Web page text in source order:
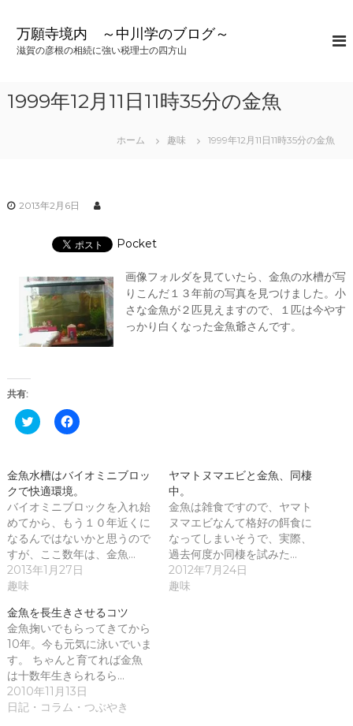
万願寺境内 ～中川学のブログ～
滋賀の彦根の相続に強い税理士の四方山
1999年12月11日11時35分の金魚
ホーム 趣味 1999年12月11日11時35分の金魚
2013年2月6日
Pocket
画像フォルダを見ていたら、金魚の水槽が写
りこんだ１３年前の写真を見つけました。小
さな金魚が２匹見えますので、１匹は今やす
っかり白くなった金魚爺さんです。
共有:
ク
リ
て
T
w
i
t
t
e
r
で
共
有
い
ウ
ィ
ン
ド
ウ
で
開
き
ま
F
a
o
o
k
で
共
有
す
る
に
は
ク
し
て
く
だ
さ
い
(
新
し
い
金魚水槽はバイオミニブロッ
クで快適環境。
バイオミニブロックを入れ始
めてから、もう１０年近くに
なるんではないかと思うので
すが、ここ数年は、金魚…
2013年1月27日
趣味
ヤマトヌマエビと金魚、同棲
中。
金魚は雑食ですので、ヤマト
ヌマエビなんて格好の餌食に
なってしまいそうで、実際、
過去何度か同棲を試みた…
2012年7月24日
趣味
金魚を長生きさせるコツ
金魚掬いでもらってきてから
10年。今も元気に泳いでいま
す。 ちゃんと育てれば金魚
は十数年生きられるら…
2010年11月13日
日記・コラム・つぶやき